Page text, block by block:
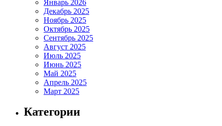
Январь 2026
Декабрь 2025
Ноябрь 2025
Октябрь 2025
Сентябрь 2025
Август 2025
Июль 2025
Июнь 2025
Май 2025
Апрель 2025
Март 2025
Категории